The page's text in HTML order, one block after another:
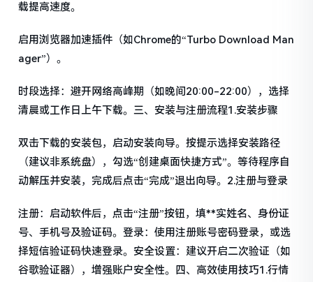
载提高速度。
启用浏览器加速插件（如Chrome的“Turbo Download Man
ager”）。
时段选择：避开网络高峰期（如晚间20:00-22:00），选择
清晨或工作日上午下载。三、安装与注册流程1.安装步骤
双击下载的安装包，启动安装向导。按提示选择安装路径
（建议非系统盘），勾选“创建桌面快捷方式”。等待程序自
动解压并安装，完成后点击“完成”退出向导。2.注册与登录
注册：启动软件后，点击“注册”按钮，填**实姓名、身份证
号、手机号及验证码。登录：使用注册账号密码登录，或选
择短信验证码快速登录。安全设置：建议开启二次验证（如
谷歌验证器），增强账户安全性。四、高效使用技巧1.行情